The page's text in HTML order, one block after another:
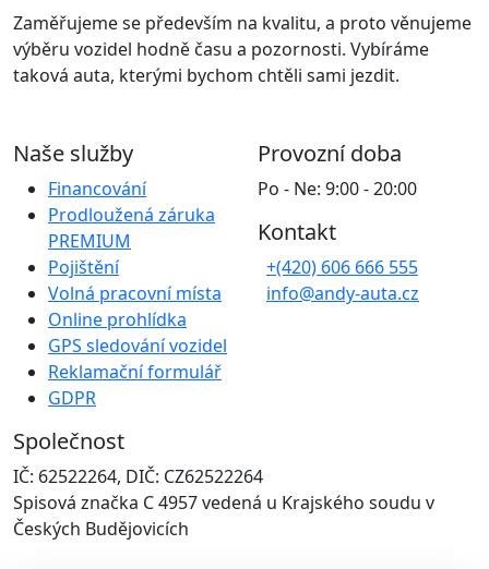
Zaměřujeme se především na kvalitu, a proto věnujeme
výběru vozidel hodně času a pozornosti. Vybíráme
taková auta, kterými bychom chtěli sami jezdit.
Naše služby
Financování
Prodloužená záruka
PREMIUM
Pojištění
Volná pracovní místa
Online prohlídka
GPS sledování vozidel
Reklamační formulář
GDPR
Provozní doba
Po - Ne: 9:00 - 20:00
Kontakt
+(420) 606 666 555
info@andy-auta.cz
Společnost
IČ: 62522264, DIČ: CZ62522264
Spisová značka C 4957 vedená u Krajského soudu v
Českých Budějovicích